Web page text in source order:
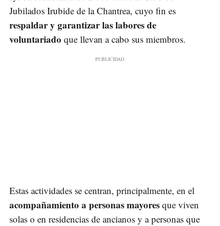
Jubilados Irubide de la Chantrea, cuyo fin es
respaldar y garantizar las labores de
voluntariado que llevan a cabo sus miembros.
Estas actividades se centran, principalmente, en el
acompañamiento a personas mayores que viven
solas o en residencias de ancianos y a personas que